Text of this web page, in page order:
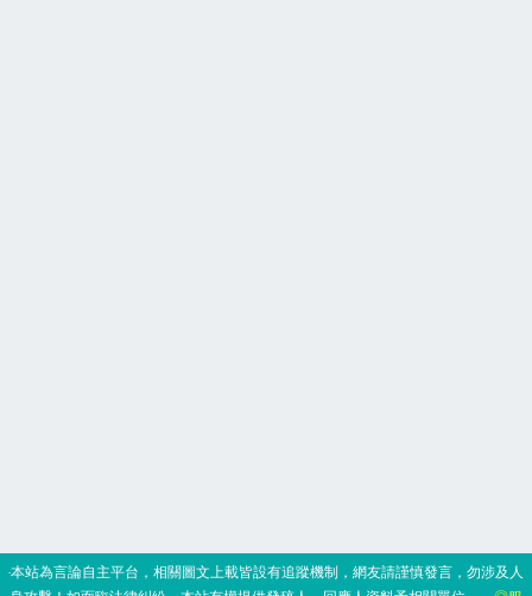
‧本站為言論自主平台，相關圖文上載皆設有追蹤機制，網友請謹慎發言，勿涉及人